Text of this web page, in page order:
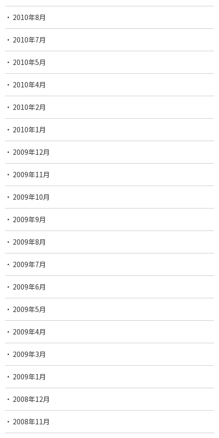
2010年8月
2010年7月
2010年5月
2010年4月
2010年2月
2010年1月
2009年12月
2009年11月
2009年10月
2009年9月
2009年8月
2009年7月
2009年6月
2009年5月
2009年4月
2009年3月
2009年1月
2008年12月
2008年11月